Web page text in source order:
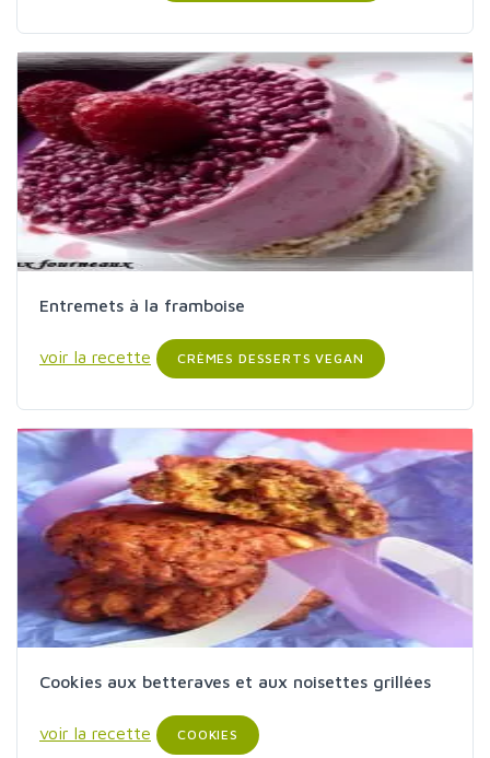
Entremets à la framboise
voir la recette CRÈMES DESSERTS VEGAN
Cookies aux betteraves et aux noisettes grillées
voir la recette COOKIES